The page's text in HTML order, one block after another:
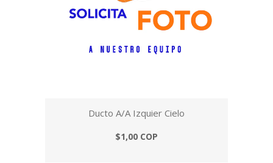
Ducto A/A Izquier Cielo
$1,00 COP